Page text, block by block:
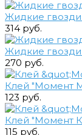
Жидкие гвозди
314 руб.
Жидкие гвозди
270 руб.
Клей "Момент
123 руб.
Клей "Момент
115 руб.